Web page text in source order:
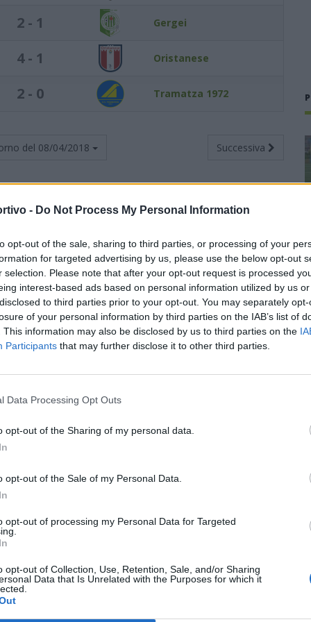
- Do Not Process My Personal Information
opt-out of the sale, sharing to third parties, or processing of your
for targeted advertising by us, please use the below opt-out
selection. Please note that after your opt-out request is processed
interest-based ads based on personal information utilized by us
to third parties prior to your opt-out. You may separately
of your personal information by third parties on the IAB’s list of
This information may also be disclosed by us to third parties on the
Participants that may further disclose it to other third parties.
Data Processing Opt Outs
opt-out of the Sharing of my personal data.
opt-out of the Sale of my Personal Data.
opt-out of processing my Personal Data for Targeted
opt-out of Collection, Use, Retention, Sale, and/or Sharing
Data that Is Unrelated with the Purposes for which it
2 - 1 Gergei
4 - 1 Oristanese
2 - 0 Tramatza 1972
del 08/04/2018 Successiva
G V N P F S V N P F S V N P F S
24 15 6 3 55 22 9 3 0 38 9 6 3 3 17 13
24 15 4 5 58 30 9 1 2 32 14 6 3 3 26 16
12 3
24 11 6 7 32 33 7 4 1 18 9
24
24
24 7 10 7 34 32 3 5 4 21 17 4 5 3 13
24